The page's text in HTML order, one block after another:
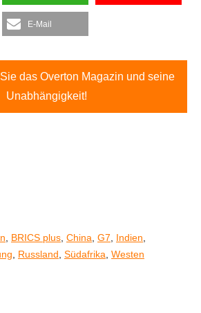
E-Mail
das Overton Magazin und seine
Unabhängigkeit!
BRICS plus China G7 Indien
Russland Südafrika Westen